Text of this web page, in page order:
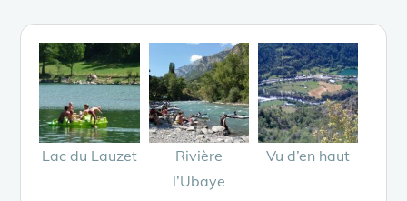
Lac du Lauzet
Rivière
l’Ubaye
Vu d’en haut